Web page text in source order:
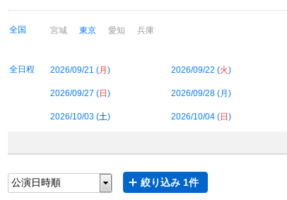
全国 宮城 東京 愛知 兵庫
全日程 2026/09/21 (月 ) 2026/09/22 (火)
2026/09/27 (日 ) 2026/09/28 (月 )
2026/10/03 (土) 2026/10/04 (日 )
絞り込み 1件